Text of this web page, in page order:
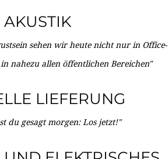
AKUSTIK
sehen wir heute nicht nur in Office-
nahezu allen öffentlichen Bereichen"
LIEFERUNG
du gesagt morgen: Los jetzt!"